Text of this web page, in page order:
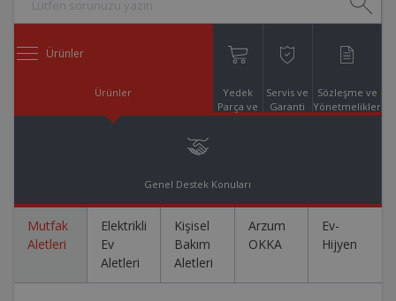
Ürünler
Ürünler
Yedek
Parça ve
Servis ve
Garanti
Sözleşme ve
Yönetmelikler
Genel Destek Konuları
Mutfak
Aletleri
Elektrikli
Ev
Aletleri
Kişisel
Bakım
Aletleri
Arzum
OKKA
Ev-
Hijyen